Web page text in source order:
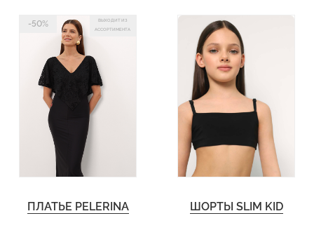
ВЫХОДИТ ИЗ
АССОРТИМЕНТА
-50%
ПЛАТЬЕ PELERINA ШОРТЫ SLIM KID